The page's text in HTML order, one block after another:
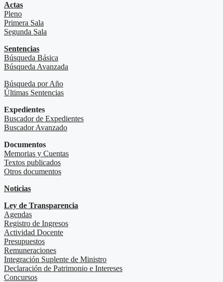
Actas
Pleno
Primera Sala
Segunda Sala
Sentencias
Búsqueda Básica
Búsqueda Avanzada
Búsqueda por Año
Últimas Sentencias
Expedientes
Buscador de Expedientes
Buscador Avanzado
Documentos
Memorias y Cuentas
Textos publicados
Otros documentos
Noticias
Ley de Transparencia
Agendas
Registro de Ingresos
Actividad Docente
Presupuestos
Remuneraciones
Integración Suplente de Ministro
Declaración de Patrimonio e Intereses
Concursos